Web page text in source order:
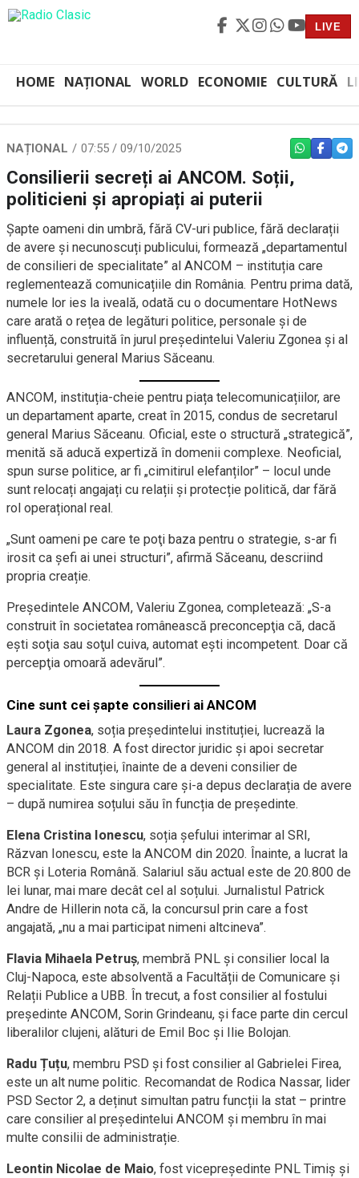
LIVE
HOME NAȚIONAL WORLD ECONOMIE CULTURĂ
NAȚIONAL 07:55 / 09/10/2025 WHATSAPP
Consilierii secreți ai ANCOM. Soții,
politicieni și apropiați ai puterii
Șapte oameni din umbră, fără CV-uri publice, fără declarații
de avere și necunoscuți publicului, formează „departamentul
de consilieri de specialitate” al ANCOM – instituția care
reglementează comunicațiile din România. Pentru prima dată,
numele lor ies la iveală, odată cu o documentare HotNews
care arată o rețea de legături politice, personale și de
influență, construită în jurul președintelui Valeriu Zgonea și al
secretarului general Marius Săceanu.
ANCOM, instituția-cheie pentru piața telecomunicațiilor, are
un departament aparte, creat în 2015, condus de secretarul
general Marius Săceanu. Oficial, este o structură „strategică”,
menită să aducă expertiză în domenii complexe. Neoficial,
spun surse politice, ar fi „cimitirul elefanților” – locul unde
sunt relocați angajați cu relații și protecție politică, dar fără
rol operațional real.
„Sunt oameni pe care te poţi baza pentru o strategie, s-ar fi
irosit ca şefi ai unei structuri”, afirmă Săceanu, descriind
propria creație.
Președintele ANCOM, Valeriu Zgonea, completează: „S-a
construit în societatea românească preconcepţia că, dacă
eşti soţia sau soţul cuiva, automat eşti incompetent. Doar că
percepţia omoară adevărul”.
Cine sunt cei șapte consilieri ai ANCOM
Laura Zgonea, soția președintelui instituției, lucrează la
ANCOM din 2018. A fost director juridic și apoi secretar
general al instituției, înainte de a deveni consilier de
specialitate. Este singura care și-a depus declarația de avere
– după numirea soțului său în funcția de președinte.
Elena Cristina Ionescu, soția șefului interimar al SRI,
Răzvan Ionescu, este la ANCOM din 2020. Înainte, a lucrat la
BCR și Loteria Română. Salariul său actual este de 20.800 de
lei lunar, mai mare decât cel al soțului. Jurnalistul Patrick
Andre de Hillerin nota că, la concursul prin care a fost
angajată, „nu a mai participat nimeni altcineva”.
Flavia Mihaela Petruș, membră PNL și consilier local la
Cluj-Napoca, este absolventă a Facultății de Comunicare și
Relații Publice a UBB. În trecut, a fost consilier al fostului
președinte ANCOM, Sorin Grindeanu, și face parte din cercul
liberalilor clujeni, alături de Emil Boc și Ilie Bolojan.
Radu Țuțu, membru PSD și fost consilier al Gabrielei Firea,
este un alt nume politic. Recomandat de Rodica Nassar, lider
PSD Sector 2, a deținut simultan patru funcții la stat – printre
care consilier al președintelui ANCOM și membru în mai
multe consilii de administrație.
Leontin Nicolae de Maio, fost vicepreședinte PNL Timiș și